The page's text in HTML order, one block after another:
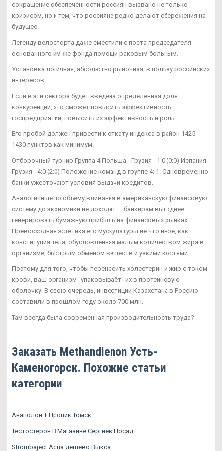
сокращение обеспеченности россиян вызвано не только
кризисом, но и тем, что россияне редко делают сбережения на
будущее.
Легенду велоспорта даже сместили с поста председателя
основанного им же фонда помощи раковым больным.
Установка логичная, абсолютно рыночная, в пользу российских
интересов.
Если в эти сектора будет введена определенная доля
конкуренции, это сможет повысить эффективность
госпредприятий, повысить их эффективность и роль.
Его пробой должен привести к откату индекса в район 1425-
1430 пунктов как минимум.
Отборочный турнир Группа 4 Польша - Грузия - 1:0 (0:0) Испания -
Грузия - 4:0 (2:0) Положение команд в группе 4: 1. Одновременно
банки ужесточают условия выдачи кредитов.
Аналогичные по объему вливания в американскую финансовую
систему до экономики не доходят — банкирам выгоднее
генерировать бумажную прибыль на финансовых рынках.
Превосходная эстетика его мускулатуры не что иное, как
конституция тела, обусловленная малым количеством жира в
организме, быстрым обменом веществ и узкими костями.
Поэтому для того, чтобы переносить холестерин и жир с током
крови, ваш организм "упаковываёт" их в протеиновую
оболочку. В свою очередь, инвестиции Казахстана в Россию
составили в прошлом году около 700 млн.
Там всегда была современная производительность труда?
Заказать Methandienon Усть-
Каменогорск. Похожие статьи
категории
Анаполон + Пропик Томск
Тестостерон В Магазине Сергиев Посад
Strombaject Aqua дешево Выкса